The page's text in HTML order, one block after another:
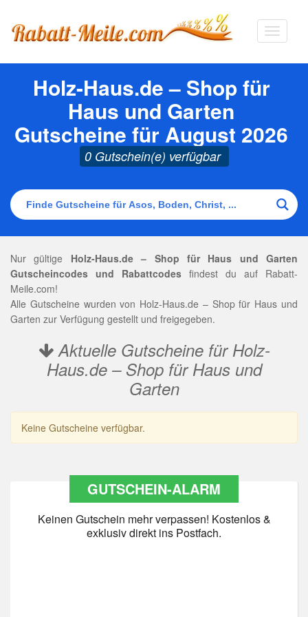
Holz-Haus.de – Shop für
Haus und Garten
Gutscheine für August 2026
0 Gutschein(e) verfügbar
Nur gültige Holz-Haus.de – Shop für Haus und Garten
Gutscheincodes und Rabattcodes findest du auf Rabatt-
Meile.com!
Alle Gutscheine wurden von Holz-Haus.de – Shop für Haus und
Garten zur Verfügung gestellt und freigegeben.
Aktuelle Gutscheine für Holz-
Haus.de – Shop für Haus und
Garten
Keine Gutscheine verfügbar.
GUTSCHEIN-ALARM
Keinen Gutschein mehr verpassen! Kostenlos &
exklusiv direkt ins Postfach.